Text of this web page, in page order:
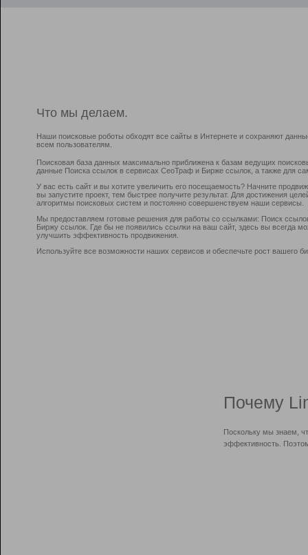
Что мы делаем.
Наши поисковые роботы обходят все сайты в Интернете и сохраняют
всем пользователям.
Поисковая база данных максимально приближена к базам ведущих
данные Поиска ссылок в сервисах СеоТраф и Бирже ссылок, а также для
У вас есть сайт и вы хотите увеличить его посещаемость? Начните
вы запустите проект, тем быстрее получите результат. Для достижения
алгоритмы поисковых систем и постоянно совершенствуем наши сервисы.
Мы предоставляем готовые решения для работы со ссылками: Поиск
Биржу ссылок. Где бы не появились ссылки на ваш сайт, здесь вы всегда
улучшить эффективность продвижения.
Используйте все возможности наших сервисов и обеспечьте рост вашего
Почему
Поскольку мы знаем,
эффективность.